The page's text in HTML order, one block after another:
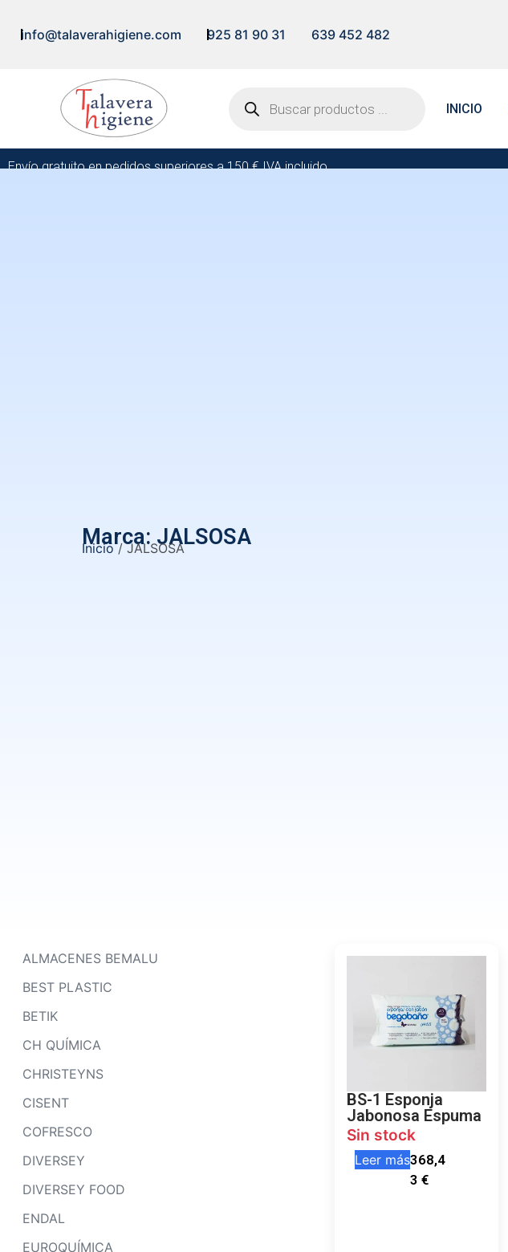
info@talaverahigiene.com 925 81 90 31 639 452 482
INICIO
Envío gratuito en pedidos superiores a 150 € IVA incluido.
Marca: JALSOSA
Inicio/ JALSOSA
ALMACENES BEMALU
BEST PLASTIC
BETIK
CH QUÍMICA
CHRISTEYNS
CISENT
COFRESCO
DIVERSEY
DIVERSEY FOOD
ENDAL
EUROQUÍMICA
BS-1 Esponja
Jabonosa Espuma
Sin stock
Leer más368,4
3€